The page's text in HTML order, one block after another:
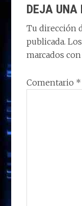
o
n
CON
LOS
LECTORES
DEJA UNA
Tu dirección
publicada.
marcados con
Comentario *